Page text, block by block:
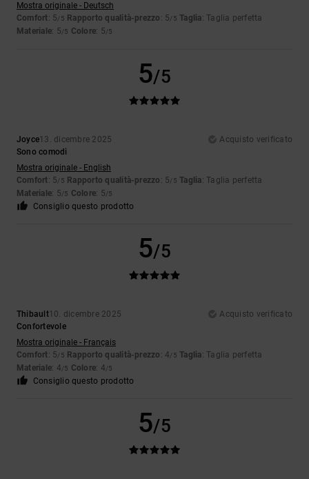
Mostra originale - Deutsch
Comfort: 5/5 Rapporto qualità-prezzo : 5/5 Taglia: Taglia perfetta
Materiale: 5/5 Colore: 5/5
5/5
Joyce13. dicembre 2025
Acquisto verificato
Sono comodi
Mostra originale - English
Comfort: 5/5 Rapporto qualità-prezzo : 5/5 Taglia: Taglia perfetta
Materiale: 5/5 Colore: 5/5
Consiglio questo prodotto
5/5
Thibault10. dicembre 2025
Acquisto verificato
Confortevole
Mostra originale - Français
Comfort: 5/5 Rapporto qualità-prezzo : 4/5 Taglia: Taglia perfetta
Materiale: 4/5 Colore: 4/5
Consiglio questo prodotto
5/5